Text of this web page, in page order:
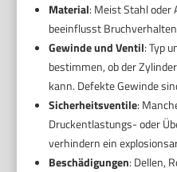
Material: Meist Stahl oder
beeinflusst
Gewinde und Ventil: Typ
bestimmen, ob der
kann. Defekte Gewinde
Sicherheitsventile:
Druckentlastungs- oder
verhindern ein
Beschädigungen: Dellen,